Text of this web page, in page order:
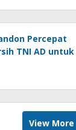
Percepat
TNI AD untuk
View More